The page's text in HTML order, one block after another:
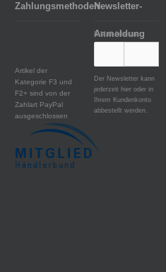
Zahlungsmethoden
Artikel der
Kategorie F3 und
F2+ sind von der
Zahlart PayPal
ausgeschlossen
Newsletter-
Anmeldung
E-Mail-Adresse:
Der Newsletter kann
jederzeit hier oder in
Ihrem Kundenkonto
abbestellt werden.